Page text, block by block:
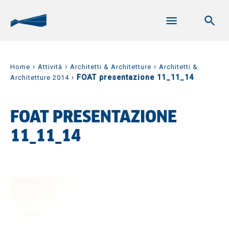
Home › Attività › Architetti & Architetture › Architetti &
Architetture 2014 › FOAT presentazione 11_11_14
FOAT PRESENTAZIONE
11_11_14